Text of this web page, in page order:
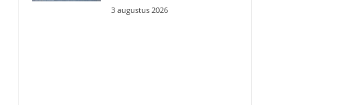
3 augustus 2026